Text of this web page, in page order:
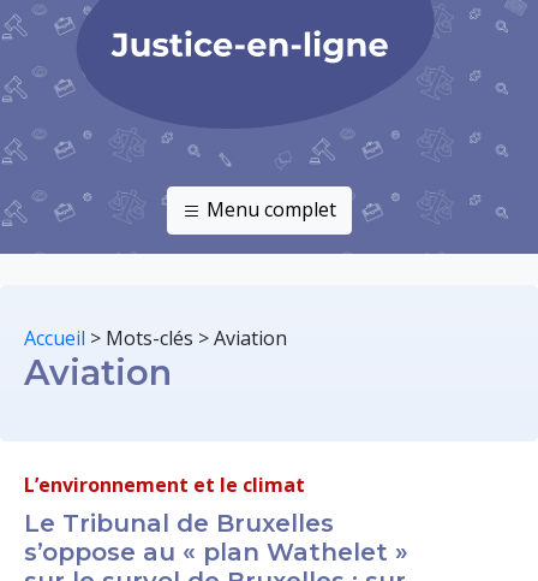
Menu complet
Accueil > Mots-clés >Aviation
Aviation
L’environnement et le climat
Le Tribunal de Bruxelles
s’oppose au « plan Wathelet »